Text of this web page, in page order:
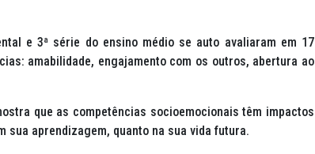
e 3ª série do ensino médio se auto avaliaram em 17
amabilidade, engajamento com os outros, abertura ao
que as competências socioemocionais têm impactos
sua aprendizagem, quanto na sua vida futura.